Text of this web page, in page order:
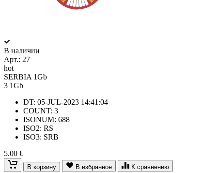
В наличии
Арт.: 27
hot
SERBIA 1Gb
3 1Gb
DT: 05-JUL-2023 14:41:04
COUNT: 3
ISONUM: 688
ISO2: RS
ISO3: SRB
5.00 €
В корзину В избранное К сравнению